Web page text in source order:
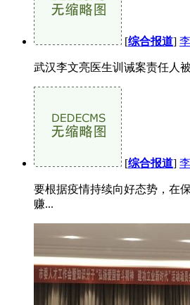
[综合报道]
武汉李文亮医生训诫案责任人
[综合报道]
要根据疫情持续向好态势，在
赚...